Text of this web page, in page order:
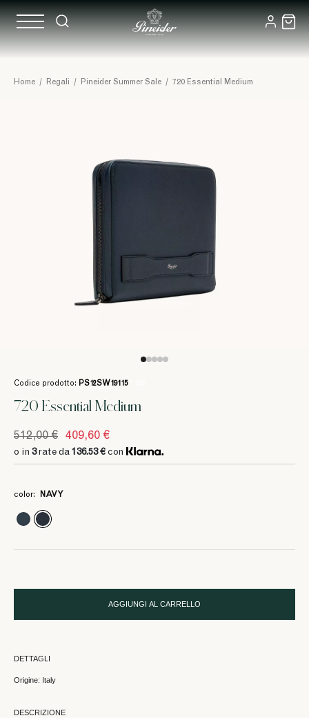
Home / Regali / Pineider Summer Sale / 720 Essential Medium
Codice prodotto: PS12SW19115
720 Essential Medium
512,00 € 409,60 €
o in 3rate da 136.53 € con
color: NAVY
AGGIUNGI AL CARRELLO
DETTAGLI
Origine: Italy
DESCRIZIONE